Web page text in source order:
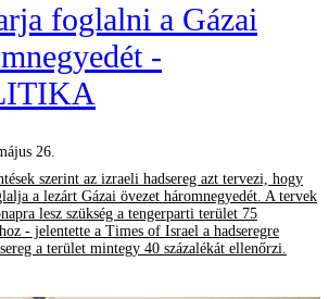
foglalni a Gázai
-
26.
szerint az izraeli hadsereg azt tervezi, hogy
a lezárt Gázai övezet háromnegyedét. A tervek
lesz szükség a tengerparti terület 75
- jelentette a Times of Israel a hadseregre
a terület mintegy 40 százalékát ellenőrzi.